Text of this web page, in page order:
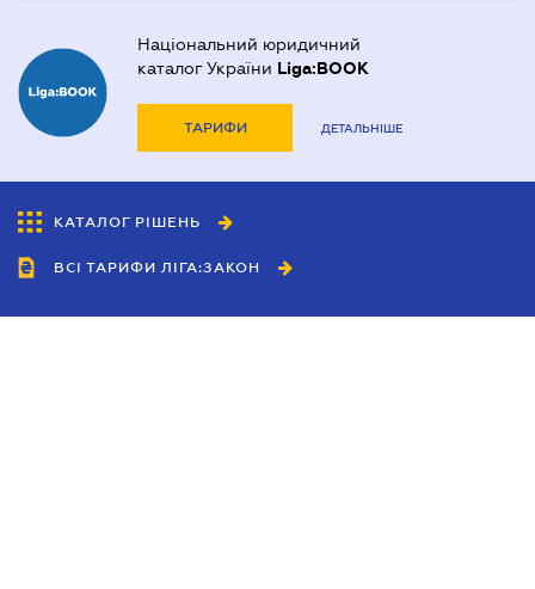
Національний юридичний
каталог України Liga:BOOK
ТАРИФИ ДЕТАЛЬНІШЕ
КАТАЛОГ РІШЕНЬ
ВСІ ТАРИФИ ЛІГА:ЗАКОН